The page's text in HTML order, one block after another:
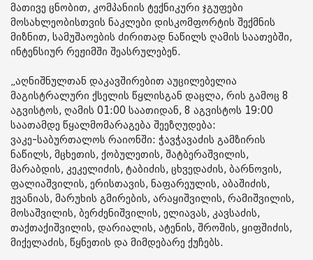
მათივე ცნობით, კომპანიის ტექნიკური ჯგუფები
მოსახლეობისთვის ნაკლები დისკომფორტის შექმნის
მიზნით, სამუშაოების ძირითად ნაწილს ღამის საათებში,
ინტენსიურ რეჟიმში შეასრულებენ.
„აღნიშნულთან დაკავშირებით აუცილებელია
მაგისტრალური ქსელის წყლისგან დაცლა, რის გამოც 8
აგვისტოს, ღამის 01:00 საათიდან, 8 აგვისტოს 19:00
საათამდე წყალმომარაგება შეეზღუდება:
ვაკე-საბურთალოს რაიონში: ჭავჭავაძის გამზირის
ნაწილს, მცხეთის, ქობულეთის, შატბერაშვილის,
მარაბდის, კეკელიძის, ტაბიძის, ცხვედაძის, ბარნოვის,
ფალიაშვილის, ერისთავის, ნაფარეულის, აბაშიძის,
ჟვანიას, მარუხის გმირების, არაყიშვილის, რამიშვილის,
მოსაშვილის, ბერძენიშვილის, ელიავას, კავსაძის,
თაქთაქიშვილის, დარიალის, ატენის, შროშის, ყიფშიძის,
მიქელაძის, წყნეთის და მიმდებარე ქუჩებს.